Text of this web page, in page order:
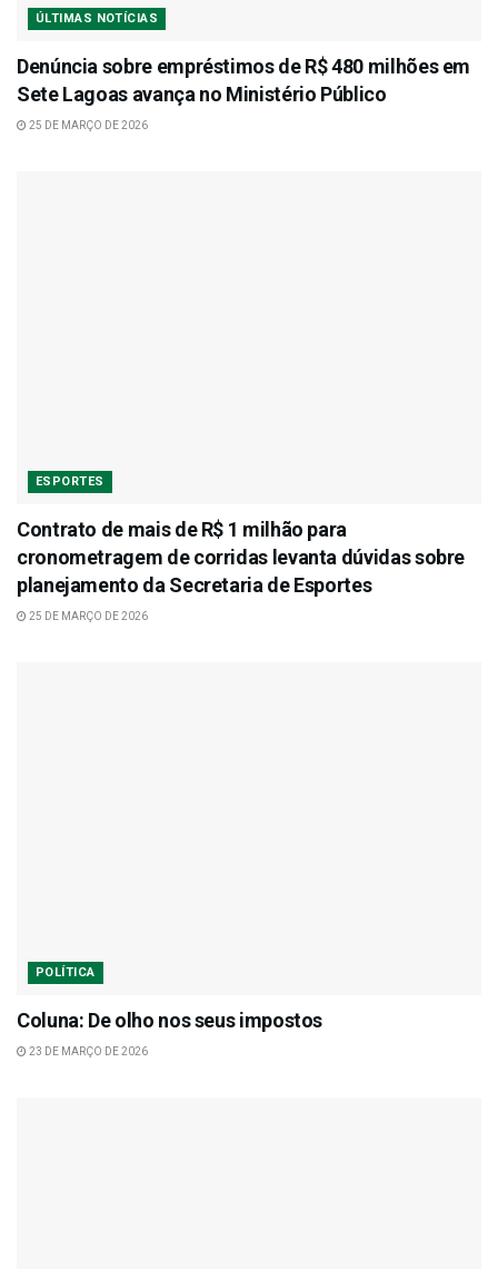
ÚLTIMAS NOTÍCIAS
Denúncia sobre empréstimos de R$ 480 milhões em
Sete Lagoas avança no Ministério Público
25 DE MARÇO DE 2026
ESPORTES
Contrato de mais de R$ 1 milhão para
cronometragem de corridas levanta dúvidas sobre
planejamento da Secretaria de Esportes
25 DE MARÇO DE 2026
POLÍTICA
Coluna: De olho nos seus impostos
23 DE MARÇO DE 2026